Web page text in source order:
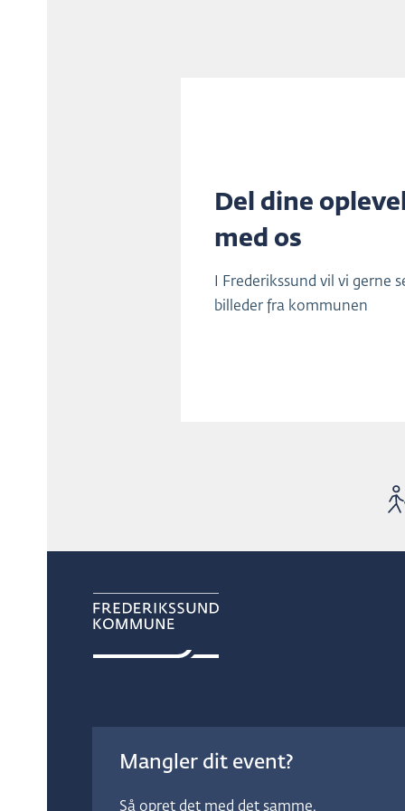
Del dine
med os
I Frederikssund vil vi gerne
billeder fra kommunen
Mangler dit event?
Så opret det med det samme.